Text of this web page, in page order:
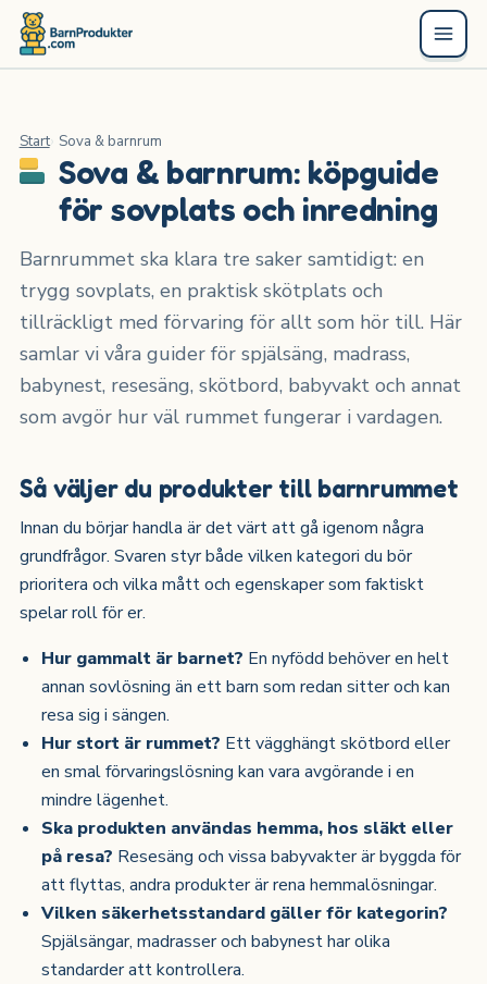
Start Sova & barnrum
Sova & barnrum: köpguide
för sovplats och inredning
Barnrummet ska klara tre saker samtidigt: en
trygg sovplats, en praktisk skötplats och
tillräckligt med förvaring för allt som hör till. Här
samlar vi våra guider för spjälsäng, madrass,
babynest, resesäng, skötbord, babyvakt och annat
som avgör hur väl rummet fungerar i vardagen.
Så väljer du produkter till barnrummet
Innan du börjar handla är det värt att gå igenom några
grundfrågor. Svaren styr både vilken kategori du bör
prioritera och vilka mått och egenskaper som faktiskt
spelar roll för er.
Hur gammalt är barnet? En nyfödd behöver en helt
annan sovlösning än ett barn som redan sitter och kan
resa sig i sängen.
Hur stort är rummet? Ett vägghängt skötbord eller
en smal förvaringslösning kan vara avgörande i en
mindre lägenhet.
Ska produkten användas hemma, hos släkt eller
på resa? Resesäng och vissa babyvakter är byggda för
att flyttas, andra produkter är rena hemmalösningar.
Vilken säkerhetsstandard gäller för kategorin?
Spjälsängar, madrasser och babynest har olika
standarder att kontrollera.